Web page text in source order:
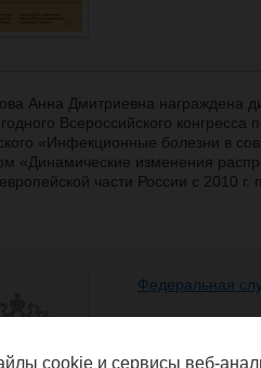
Анна Дмитриевна награждена
Всероссийского
«Инфекционные болезни в
«Динамические изменения
части России с 2010
Федеральная
Управление
потребителей
cookie и сервисы веб-